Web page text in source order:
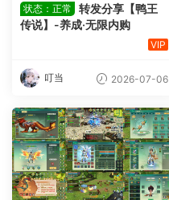
状态：正常
转发分享【鸭王
传说】-养成·无限内购
VIP
叮当 2026-07-06